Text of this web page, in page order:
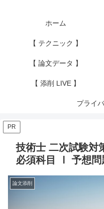
ホーム
【 テクニック 】
【 論文データ 】
【 添削 LIVE 】
プライ
PR
技術士 二次試験対
必須科目 Ⅰ 予想問
論文添削